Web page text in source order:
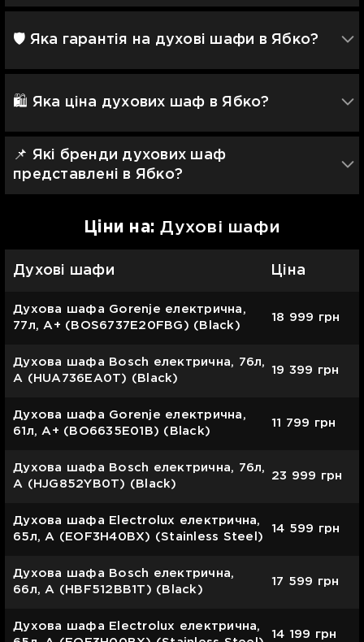
🛡 Яка гарантія на духові шафи в Ябко?
🛍️ Яка ціна духових шаф в Ябко?
📌 Які бренди духових шаф
представлені в Ябко?
Цiни на:Духові шафи
Духові шафи Ціна
Духова шафа Gorenje електрична,
77л, A+ (BOS6737E20FBG) (Black)
18 999 грн
Духова шафа Bosch електрична, 76л,
A (HUA736EA0T) (Black)
19 399 грн
Духова шафа Gorenje електрична,
61л, A+ (BO6635E01B) (Black)
11 799 грн
Духова шафа Bosch електрична, 76л,
A (HJG852YB0T) (Black)
23 999 грн
Духова шафа Electrolux електрична,
65л, A (EOF3H40BX) (Stainless Steel)
14 599 грн
Духова шафа Bosch електрична,
66л, A (HBF512BB1T) (Black)
17 599 грн
Духова шафа Electrolux електрична,
14 199 грн